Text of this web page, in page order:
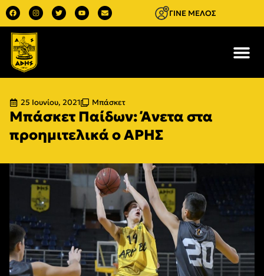
ΓΙΝΕ ΜΕΛΟΣ
25 Ιουνίου, 2021 Μπάσκετ
Μπάσκετ Παίδων: Άνετα στα
προημιτελικά ο ΑΡΗΣ